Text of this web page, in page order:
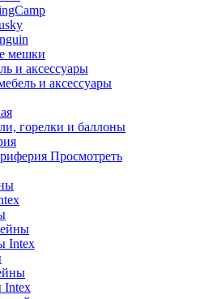
мешки
и аксессуары
и аксессуары
горелки и баллоны
Просмотреть
Intex
Intex